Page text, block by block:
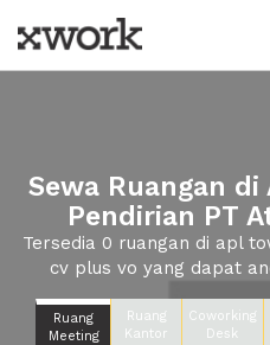
Sewa Ruangan
Pendirian PT
Tersedia 0 ruangan di apl
cv plus vo yang dapat
Ruang
Meeting
Ruang
Kantor
Coworking
Desk